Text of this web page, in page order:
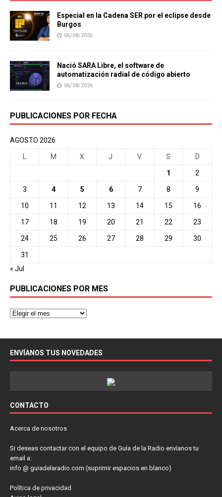
Especial en la Cadena SER por el eclipse desde
Burgos
06/08/2026
Nació SARA Libre, el software de
automatización radial de código abierto
06/08/2026
PUBLICACIONES POR FECHA
AGOSTO 2026
M X J V S D
1 2
3 4 5 6 7 8 9
10 11 12 13 14 15 16
17 18 19 20 21 22 23
24 25 26 27 28 29 30
31
« Jul
PUBLICACIONES POR MES
ENVÍANOS TUS NOVEDADES
CONTACTO
Acerca de nosotros
Si deseas contactar con el equipo de Guía de la Radio envíanos tu
email a:
info @ guiadelaradio.com (suprimir espacios en blanco)
Política de privacidad